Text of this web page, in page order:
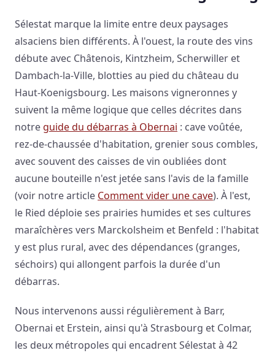
Sélestat marque la limite entre deux paysages
alsaciens bien différents. À l'ouest, la route des vins
débute avec Châtenois, Kintzheim, Scherwiller et
Dambach-la-Ville, blotties au pied du château du
Haut-Koenigsbourg. Les maisons vigneronnes y
suivent la même logique que celles décrites dans
notre guide du débarras à Obernai : cave voûtée,
rez-de-chaussée d'habitation, grenier sous combles,
avec souvent des caisses de vin oubliées dont
aucune bouteille n'est jetée sans l'avis de la famille
(voir notre article Comment vider une cave). À l'est,
le Ried déploie ses prairies humides et ses cultures
maraîchères vers Marckolsheim et Benfeld : l'habitat
y est plus rural, avec des dépendances (granges,
séchoirs) qui allongent parfois la durée d'un
débarras.
Nous intervenons aussi régulièrement à Barr,
Obernai et Erstein, ainsi qu'à Strasbourg et Colmar,
les deux métropoles qui encadrent Sélestat à 42